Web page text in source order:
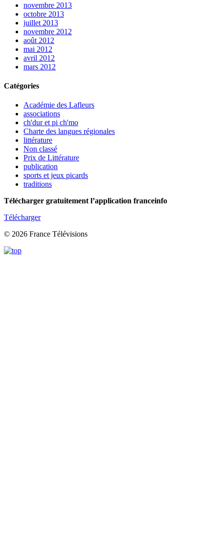
novembre 2013
octobre 2013
juillet 2013
novembre 2012
août 2012
mai 2012
avril 2012
mars 2012
Catégories
Académie des Lafleurs
associations
ch'dur et pi ch'mo
Charte des langues régionales
littérature
Non classé
Prix de Littérature
publication
sports et jeux picards
traditions
Télécharger gratuitement l’application franceinfo
Télécharger
© 2026 France Télévisions